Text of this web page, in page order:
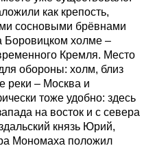
как крепость,
сосновыми брёвнами
Боровицком холме –
Кремля. Место
обороны: холм, близ
реки – Москва и
тоже удобно: здесь
на восток и с севера
князь Юрий,
Мономаха положил